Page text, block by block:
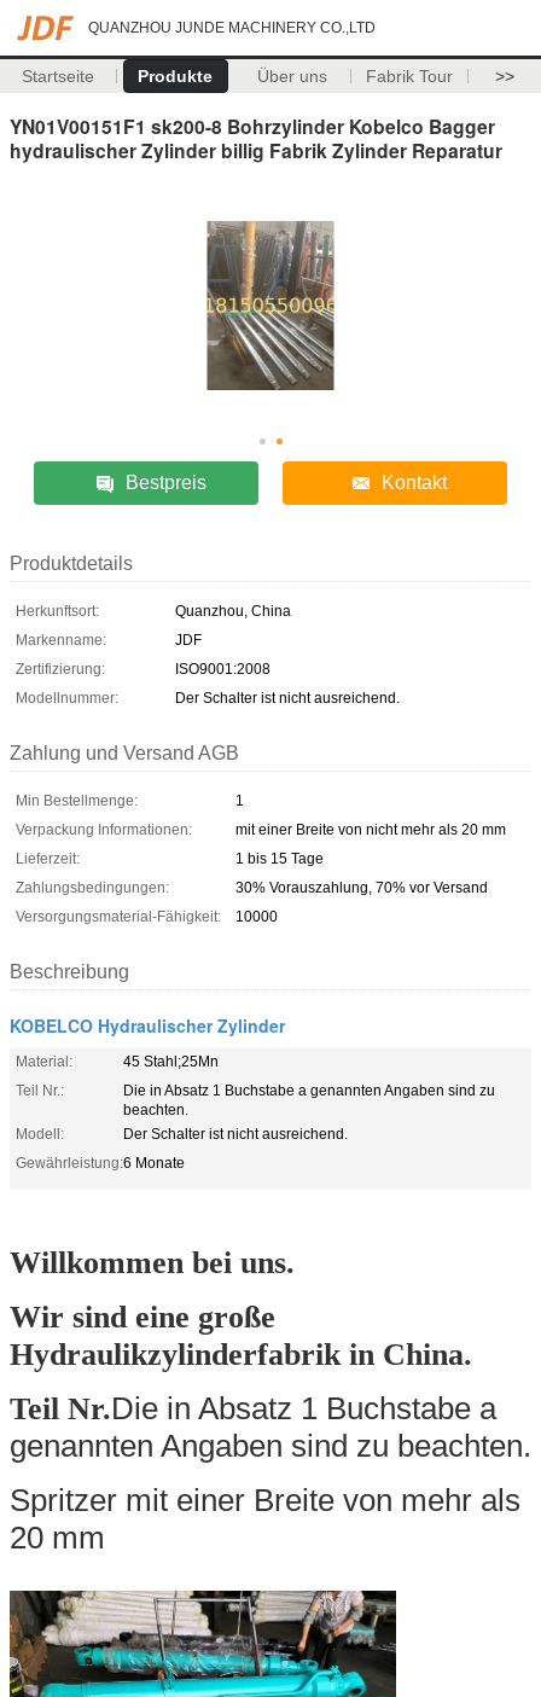
QUANZHOU JUNDE MACHINERY CO.,LTD
Startseite Produkte Über uns Fabrik Tour >>
YN01V00151F1 sk200-8 Bohrzylinder Kobelco Bagger
hydraulischer Zylinder billig Fabrik Zylinder Reparatur
Bestpreis Kontakt
Produktdetails
Herkunftsort:
Quanzhou, China
Markenname:
JDF
Zertifizierung:
ISO9001:2008
Modellnummer:
Der Schalter ist nicht ausreichend.
Zahlung und Versand AGB
Min Bestellmenge:
1
Verpackung Informationen:
mit einer Breite von nicht mehr als 20 mm
Lieferzeit:
1 bis 15 Tage
Zahlungsbedingungen:
30% Vorauszahlung, 70% vor Versand
Versorgungsmaterial-Fähigkeit:
10000
Beschreibung
KOBELCO Hydraulischer Zylinder
Material:
45 Stahl;25Mn
Teil Nr.:
Die in Absatz 1 Buchstabe a genannten Angaben sind zu
beachten.
Modell:
Der Schalter ist nicht ausreichend.
Gewährleistung:6 Monate
Willkommen bei uns.
Wir sind eine große
Hydraulikzylinderfabrik in China.
Teil Nr.Die in Absatz 1 Buchstabe a
genannten Angaben sind zu beachten.
Spritzer mit einer Breite von mehr als
20 mm